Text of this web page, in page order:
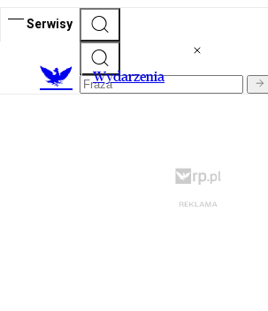
Serwisy
Wydarzenia